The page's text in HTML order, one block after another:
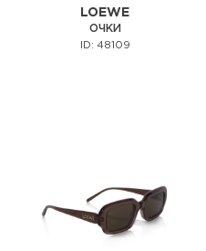
LOEWE
ОЧКИ
ID: 48109